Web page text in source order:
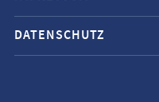
Social
Media
Kontakte
DATENSCHUTZ